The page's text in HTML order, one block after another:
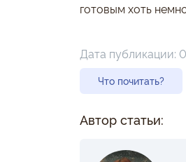
готовым хоть
Дата публикации:
Что почитать?
Автор статьи: